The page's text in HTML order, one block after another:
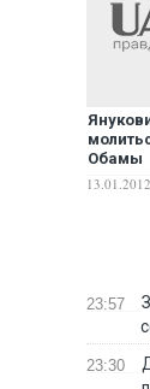
Обамы
13.01.2012
23:57
23:30